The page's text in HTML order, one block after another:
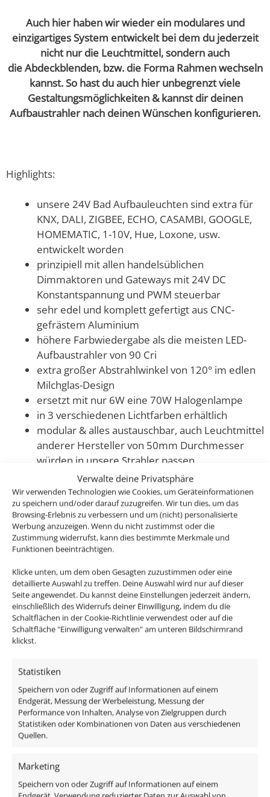
Verwalte deine Privatsphäre
Wir verwenden Technologien wie Cookies, um Geräteinformationen
zu speichern und/oder darauf zuzugreifen. Wir tun dies, um das
Browsing-Erlebnis zu verbessern und um (nicht) personalisierte
Werbung anzuzeigen. Wenn du nicht zustimmst oder die
Zustimmung widerrufst, kann dies bestimmte Merkmale und
Funktionen beeinträchtigen.
Klicke unten, um dem oben Gesagten zuzustimmen oder eine
detaillierte Auswahl zu treffen. Deine Auswahl wird nur auf dieser
Seite angewendet. Du kannst deine Einstellungen jederzeit ändern,
einschließlich des Widerrufs deiner Einwilligung, indem du die
Schaltflächen in der Cookie-Richtlinie verwendest oder auf die
Schaltfläche "Einwilligung verwalten" am unteren Bildschirmrand
klickst.
Statistiken
Speichern von oder Zugriff auf Informationen auf einem
Endgerät, Messung der Werbeleistung, Messung der
Performance von Inhalten, Analyse von Zielgruppen durch
Statistiken oder Kombinationen von Daten aus verschiedenen
Quellen.
Marketing
Speichern von oder Zugriff auf Informationen auf einem
Auch hier haben wir wieder ein modulares und
einzigartiges System entwickelt bei dem du jederzeit
nicht nur die Leuchtmittel, sondern auch
die Abdeckblenden, bzw. die Forma Rahmen wechseln
kannst. So hast du auch hier unbegrenzt viele
Gestaltungsmöglichkeiten & kannst dir deinen
Aufbaustrahler nach deinen Wünschen konfigurieren.
Highlights:
unsere 24V Bad Aufbauleuchten sind extra für
KNX, DALI, ZIGBEE, ECHO, CASAMBI, GOOGLE,
HOMEMATIC, 1-10V, Hue, Loxone, usw.
entwickelt worden
prinzipiell mit allen handelsüblichen
Dimmaktoren und Gateways mit 24V DC
Konstantspannung und PWM steuerbar
sehr edel und komplett gefertigt aus CNC-
gefrästem Aluminium
höhere Farbwiedergabe als die meisten LED-
Aufbaustrahler von 90 Cri
extra großer Abstrahlwinkel von 120° im edlen
Milchglas-Design
ersetzt mit nur 6W eine 70W Halogenlampe
in 3 verschiedenen Lichtfarben erhältlich
modular & alles austauschbar, auch Leuchtmittel
anderer Hersteller von 50mm Durchmesser
würden in unsere Strahler passen
optional in Bicolor-Designs erhältlich (einfach
oben auswählen, voreingestellt ist uni-anthrazit)
Klicke dein Smart Home System einfach an und schon
kommst du zu deinem passenden Zubehör:
Matter-Steuerset
DALI Dimmaktor
WLAN-Steuerset
Trafos
Passendes Funkdimmer-Set
Google Home
Unsere Bad Aufbauleuchten unterscheiden sich nicht
nur im Design, sondern heben sich auch erheblich von
der Verarbeitungsqualität anderer Anbieter ab. Wir
Aluminium, die Strahler werden zudem nicht mit einer
unschönen Verschraubung an der Decke befestigt. Bei
uns wird ein ebenfalls CNC-gefrästes Feingewinde an